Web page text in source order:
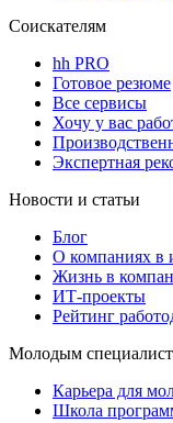
Соискателям
hh PRO
Готовое резюме
Все сервисы
Хочу у вас
Экспертная
Новости и статьи
Блог
О компаниях в
Жизнь в
ИТ-проекты
Рейтинг
Молодым
Карьера для
Школа